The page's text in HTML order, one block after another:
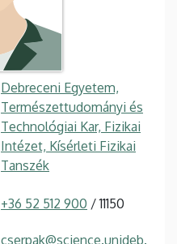
Debreceni Egyetem,
Természettudományi és
Technológiai Kar, Fizikai
Intézet, Kísérleti Fizikai
Tanszék
+36 52 512 900 / 11150
cserpak@science.unideb.